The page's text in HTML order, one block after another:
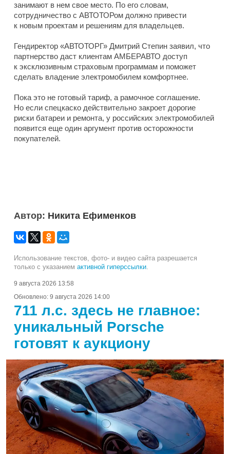
занимают в нем свое место. По его словам,
сотрудничество с АВТОТОРом должно привести
к новым проектам и решениям для владельцев.
Гендиректор «АВТОТОРГ» Дмитрий Степин заявил, что
партнерство даст клиентам АМБЕРАВТО доступ
к эксклюзивным страховым программам и поможет
сделать владение электромобилем комфортнее.
Пока это не готовый тариф, а рамочное соглашение.
Но если спецкаско действительно закроет дорогие
риски батареи и ремонта, у российских электромобилей
появится еще один аргумент против осторожности
покупателей.
Автор: Никита Ефименков
Использование текстов, фото- и видео сайта разрешается
только с указанием активной гиперссылки.
9 августа 2026 13:58
Обновлено: 9 августа 2026 14:00
711 л.с. здесь не главное:
уникальный Porsche
готовят к аукциону